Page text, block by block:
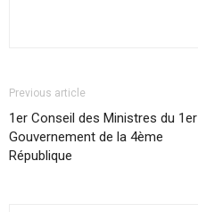
Previous article
1er Conseil des Ministres du 1er
Gouvernement de la 4ème
République